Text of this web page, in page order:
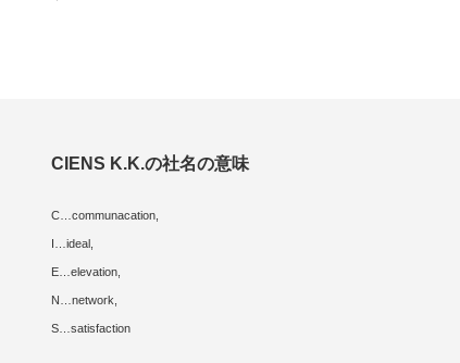
CIENS K.K.の社名の意味
C…communacation,
I…ideal,
E…elevation,
N…network,
S…satisfaction